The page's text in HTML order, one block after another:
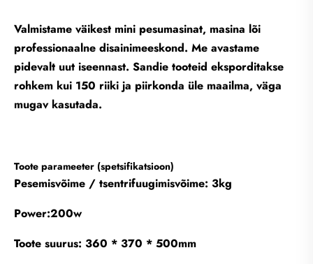
Valmistame väikest mini pesumasinat, masina lõi
professionaalne disainimeeskond. Me avastame
pidevalt uut iseennast. Sandie tooteid eksporditakse
rohkem kui 150 riiki ja piirkonda üle maailma, väga
mugav kasutada.
Toote parameeter (spetsifikatsioon)
Pesemisvõime / tsentrifuugimisvõime: 3kg
Power:200w
Toote suurus: 360 * 370 * 500mm